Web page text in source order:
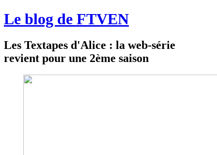
Le blog de FTVEN
Les Textapes d'Alice : la web-série
revient pour une 2ème saison